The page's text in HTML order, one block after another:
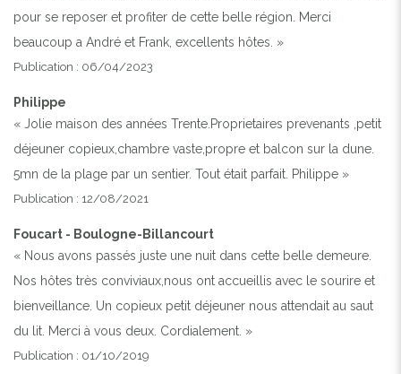
pour se reposer et profiter de cette belle région. Merci
beaucoup a André et Frank, excellents hôtes. »
Publication : 06/04/2023
Philippe
« Jolie maison des années Trente.Proprietaires prevenants ,petit
déjeuner copieux,chambre vaste,propre et balcon sur la dune.
5mn de la plage par un sentier. Tout était parfait. Philippe »
Publication : 12/08/2021
Foucart - Boulogne-Billancourt
« Nous avons passés juste une nuit dans cette belle demeure.
Nos hôtes très conviviaux,nous ont accueillis avec le sourire et
bienveillance. Un copieux petit déjeuner nous attendait au saut
du lit. Merci à vous deux. Cordialement. »
Publication : 01/10/2019